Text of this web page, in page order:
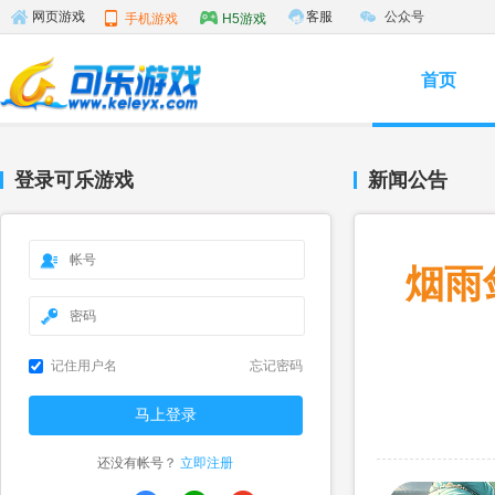
网页游戏 手机游戏 H5游戏 客服 公众号
首页
登录可乐游戏
记住用户名 忘记密码
还没有帐号？ 立即注册
新闻公告
烟雨